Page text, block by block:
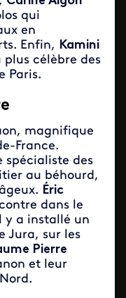
qui
en
Enfin, Kamini
célèbre des
Paris.
magnifique
France.
spécialiste des
au béhourd,
Éric
dans le
y a installé un
Jura, sur les
Pierre
et leur